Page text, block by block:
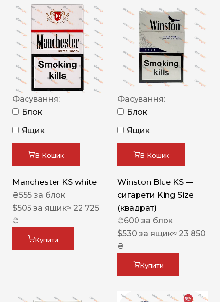
Фасування:
Блок
Ящик
В Кошик
Manchester KS white
₴555 за блок
$505 за ящик≈ 22 725
₴
Купити
Фасування:
Блок
Ящик
В Кошик
Winston Blue KS —
сигарети King Size
(квадрат)
₴600 за блок
$530 за ящик≈ 23 850
₴
Купити